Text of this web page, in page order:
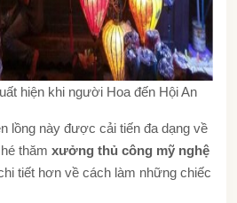
hiện khi người Hoa đến Hội An
lồng này được cải tiến đa dạng về
thăm xưởng thủ công mỹ nghệ
tiết hơn về cách làm những chiếc